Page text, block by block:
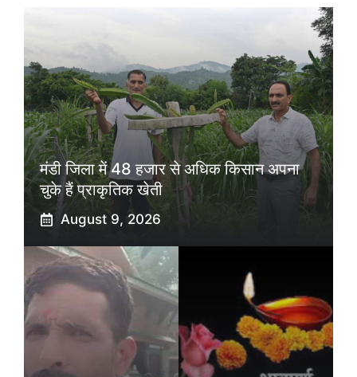
मंडी जिला में 48 हजार से अधिक किसान अपना
चुके हैं प्राकृतिक खेती
August 9, 2026